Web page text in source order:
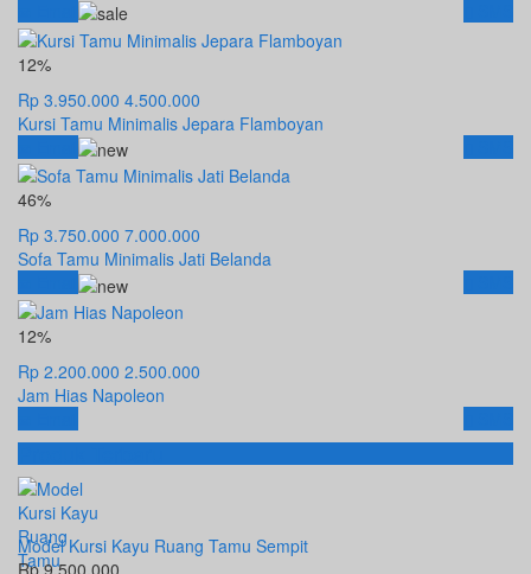
12%
Rp 3.950.000 4.500.000
Kursi Tamu Minimalis Jepara Flamboyan
46%
Rp 3.750.000 7.000.000
Sofa Tamu Minimalis Jati Belanda
12%
Rp 2.200.000 2.500.000
Jam Hias Napoleon
Produk Terbaru
Model Kursi Kayu Ruang Tamu Sempit
Rp 9.500.000